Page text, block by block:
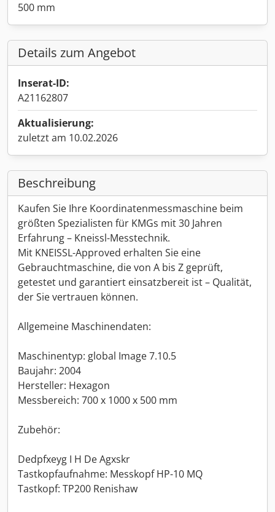
500 mm
Details zum Angebot
Inserat-ID:
A21162807
Aktualisierung:
zuletzt am 10.02.2026
Beschreibung
Kaufen Sie Ihre Koordinatenmessmaschine beim
größten Spezialisten für KMGs mit 30 Jahren
Erfahrung – Kneissl-Messtechnik.
Mit KNEISSL-Approved erhalten Sie eine
Gebrauchtmaschine, die von A bis Z geprüft,
getestet und garantiert einsatzbereit ist – Qualität,
der Sie vertrauen können.
Allgemeine Maschinendaten:
Maschinentyp: global Image 7.10.5
Baujahr: 2004
Hersteller: Hexagon
Messbereich: 700 x 1000 x 500 mm
Zubehör:
Dedpfxeyg I H De Agxskr
Tastkopfaufnahme: Messkopf HP-10 MQ
Tastkopf: TP200 Renishaw